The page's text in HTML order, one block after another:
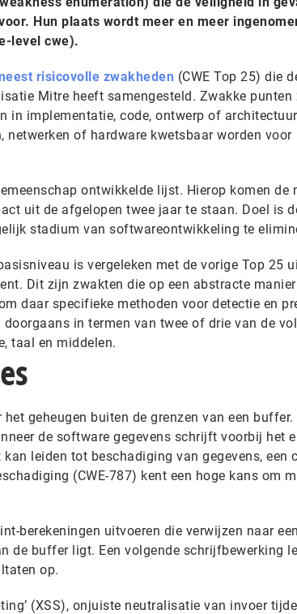
Hun plaats wordt meer en meer
level cwe).
risicovolle zwakheden (CWE Top 25) die
Mitre heeft samengesteld. Zwakke punten
in implementatie, code, ontwerp of
netwerken of hardware kwetsbaar worden voor
ontwikkelde lijst. Hierop komen de
uit de afgelopen twee jaar te staan. Doel is
stadium van softwareontwikkeling te
is vergeleken met de vorige Top 25
Dit zijn zwakten die op een abstracte
daar specifieke methoden voor detectie en
in termen van twee of drie van de
taal en middelen.
geheugen buiten de grenzen van een buffer.
de software gegevens schrijft voorbij het
leiden tot beschadiging van gegevens, een
(CWE-787) kent een hoge kans om
berekeningen uitvoeren die verwijzen naar een
de buffer ligt. Een volgende schrijfbewerking
op.
(XSS), onjuiste neutralisatie van invoer